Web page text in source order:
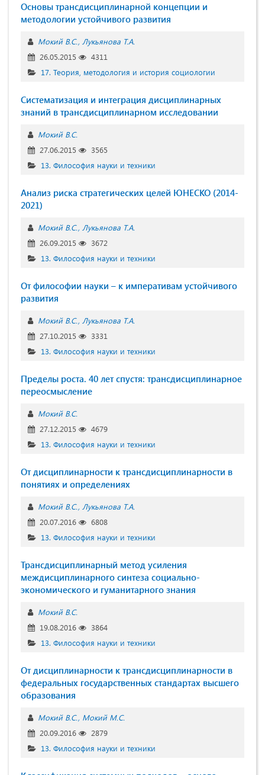
Основы трансдисциплинарной концепции и
методологии устойчивого развития
Мокий В.С.
Лукьянова Т.А.
26.05.2015
4311
17. Теория, методология и история социологии
Систематизация и интеграция дисциплинарных
знаний в трансдисциплинарном исследовании
Мокий В.С.
27.06.2015
3565
13. Философия науки и техники
Анализ риска стратегических целей ЮНЕСКО (2014-
2021)
Мокий В.С.
Лукьянова Т.А.
26.09.2015
3672
13. Философия науки и техники
От философии науки – к императивам устойчивого
развития
Мокий В.С.
Лукьянова Т.А.
27.10.2015
3331
13. Философия науки и техники
Пределы роста. 40 лет спустя: трансдисциплинарное
переосмысление
Мокий В.С.
27.12.2015
4679
13. Философия науки и техники
От дисциплинарности к трансдисциплинарности в
понятиях и определениях
Мокий В.С.
Лукьянова Т.А.
20.07.2016
6808
13. Философия науки и техники
Трансдисциплинарный метод усиления
междисциплинарного синтеза социально-
экономического и гуманитарного знания
Мокий В.С.
19.08.2016
3864
13. Философия науки и техники
От дисциплинарности к трансдисциплинарности в
федеральных государственных стандартах высшего
образования
Мокий В.С. Мокий М.С.
20.09.2016
2879
13. Философия науки и техники